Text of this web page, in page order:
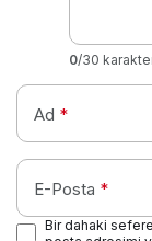
0/30
Ad *
E-Posta *
Bir dahaki sefere